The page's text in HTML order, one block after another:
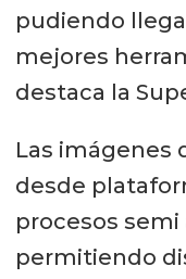
pudiendo
mejores
destaca la
Las imágenes
desde
procesos
permitiendo